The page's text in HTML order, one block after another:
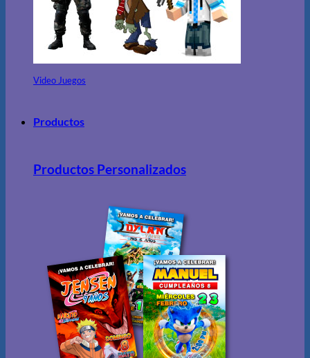
Video Juegos
Productos
Productos Personalizados